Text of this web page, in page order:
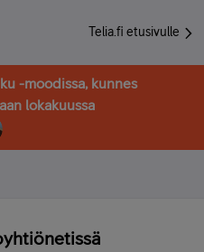
Telia.fi etusivulle
-moodissa, kunnes
lokakuussa